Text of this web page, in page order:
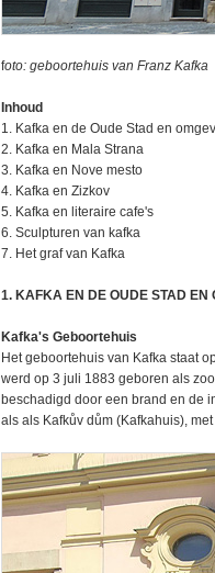
foto: geboortehuis van Franz Kafka
Inhoud
1. Kafka en de Oude Stad en
2. Kafka en Mala Strana
3. Kafka en Nove mesto
4. Kafka en Zizkov
5. Kafka en literaire cafe's
6. Sculpturen van kafka
7. Het graf van Kafka
1. KAFKA EN DE OUDE STAD EN
Kafka's Geboortehuis
Het geboortehuis van Kafka staat
werd op 3 juli 1883 geboren als
beschadigd door een brand en de
als als Kafkův dům (Kafkahuis),